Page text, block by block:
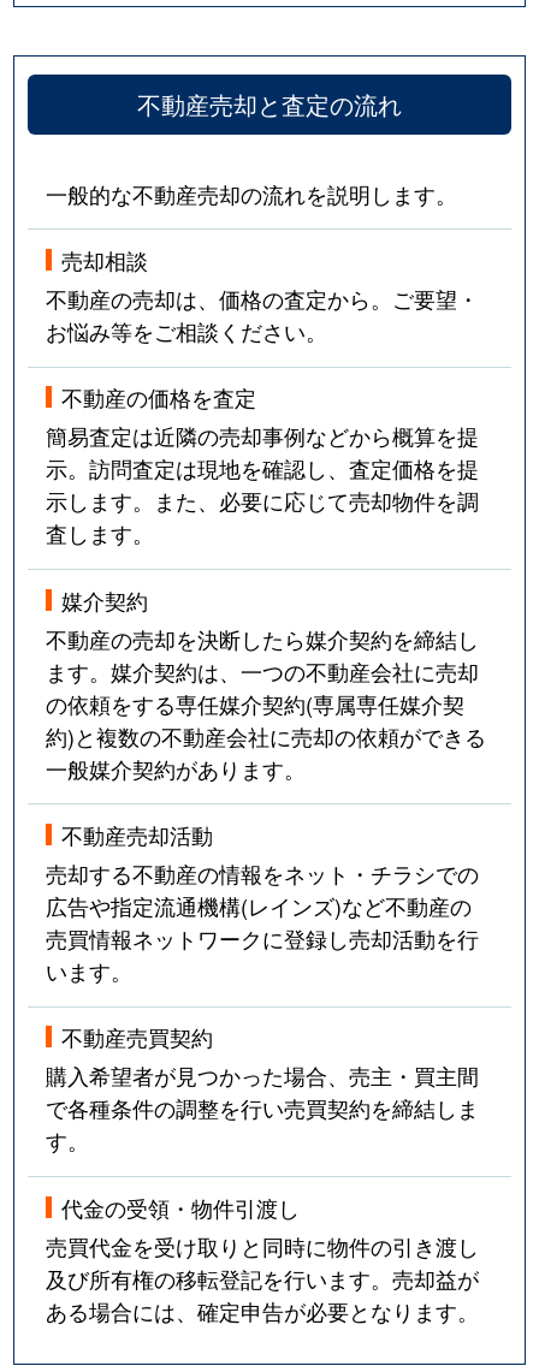
不動産売却と査定の流れ
一般的な不動産売却の流れを説明します。
売却相談
不動産の売却は、価格の査定から。ご要望・
お悩み等をご相談ください。
不動産の価格を査定
簡易査定は近隣の売却事例などから概算を提
示。訪問査定は現地を確認し、査定価格を提
示します。また、必要に応じて売却物件を調
査します。
媒介契約
不動産の売却を決断したら媒介契約を締結し
ます。媒介契約は、一つの不動産会社に売却
の依頼をする専任媒介契約(専属専任媒介契
約)と複数の不動産会社に売却の依頼ができる
一般媒介契約があります。
不動産売却活動
売却する不動産の情報をネット・チラシでの
広告や指定流通機構(レインズ)など不動産の
売買情報ネットワークに登録し売却活動を行
います。
不動産売買契約
購入希望者が見つかった場合、売主・買主間
で各種条件の調整を行い売買契約を締結しま
す。
代金の受領・物件引渡し
売買代金を受け取りと同時に物件の引き渡し
及び所有権の移転登記を行います。売却益が
ある場合には、確定申告が必要となります。